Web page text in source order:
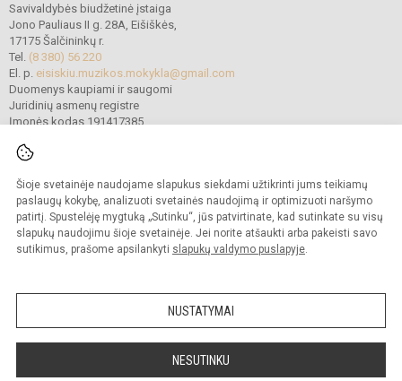
Šioje svetainėje naudojame slapukus siekdami užtikrinti jums teikiamų
paslaugų kokybę, analizuoti svetainės naudojimą ir optimizuoti naršymo
patirtį. Spustelėję mygtuką „Sutinku“, jūs patvirtinate, kad sutinkate su visų
slapukų naudojimu šioje svetainėje. Jei norite atšaukti arba pakeisti savo
sutikimus, prašome apsilankyti slapukų valdymo puslapyje.
NUSTATYMAI
NESUTINKU
Savivaldybės biudžetinė įstaiga
Jono Pauliaus II g. 28A, Eišiškės,
17175 Šalčininkų r.
Tel. (8 380) 56 220
El. p. eisiskiu.muzikos.mokykla@gmail.com
Duomenys kaupiami ir saugomi
Juridinių asmenų registre
Įmonės kodas 191417385
© 2022. Šalčininkų r. Eišiškių muzikos mokykla. Visos teisės saugomos.
Kopijuoti turinį be raštiško mokyklos vadovybės sutikimo griežtai draudžiama.
Prieinamumo paraiška Slapukų politika
Sumanus būdas atnaujinti